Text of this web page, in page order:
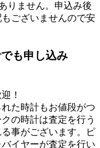
りません。申込み後
ございませんので安
も申し込み
！
た時計もお値段がつ
の時計は査定を行う
事がございます。ピ
イヤーが査定を行い